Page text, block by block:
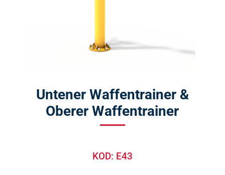
Untener Waffentrainer &
Oberer Waffentrainer
KOD: E43